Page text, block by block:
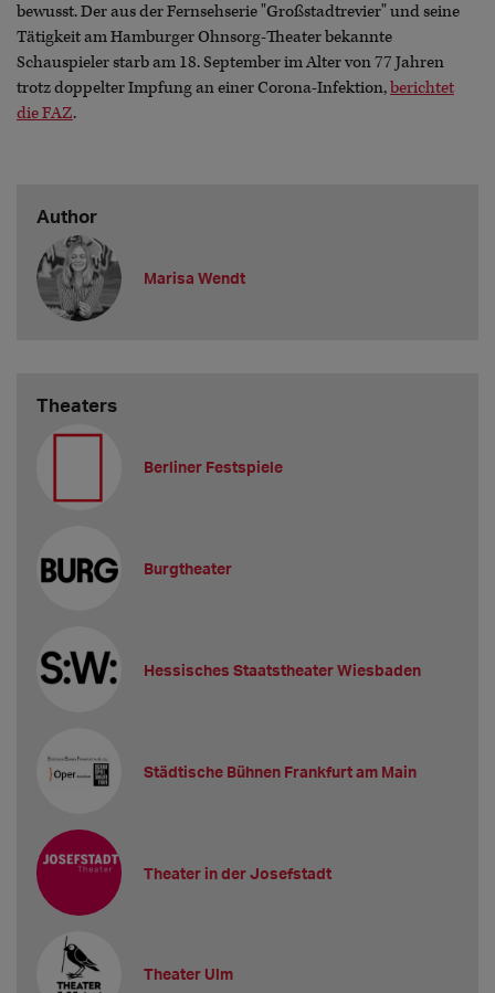
bewusst. Der aus der Fernsehserie "Großstadtrevier" und seine
Tätigkeit am Hamburger Ohnsorg-Theater bekannte
Schauspieler starb am 18. September im Alter von 77 Jahren
trotz doppelter Impfung an einer Corona-Infektion,berichtet
die FAZ.
Author
Marisa Wendt
Theaters
Berliner Festspiele
Burgtheater
Hessisches Staatstheater Wiesbaden
Städtische Bühnen Frankfurt am Main
Theater in der Josefstadt
Theater Ulm